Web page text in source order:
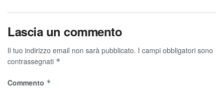
Lascia un commento
Il tuo indirizzo email non sarà pubblicato. I campi obbligatori sono
contrassegnati *
Commento *